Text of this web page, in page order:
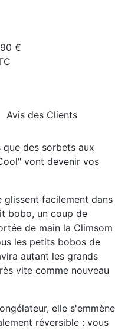
€
Avis des Clients
des sorbets aux
vont devenir vos
glissent facilement dans
bobo, un coup de
de main la Climsom
les petits bobos de
autant les grands
vite comme nouveau
elle s'emmène
réversible : vous